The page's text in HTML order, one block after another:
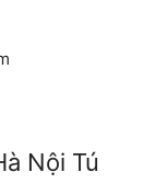
Nội Tú